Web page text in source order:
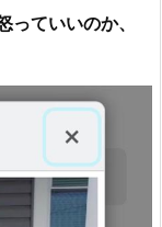
ていいのか、